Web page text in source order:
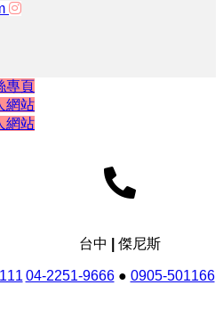
專頁
網站
網站
台中 | 傑尼斯
04-2251-9666● 0905-501166